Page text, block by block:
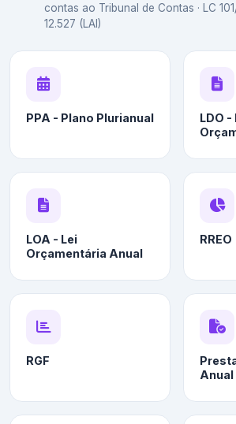
contas ao Tribunal de Contas · LC
12.527 (LAI)
PPA - Plano Plurianual
LDO
LOA - Lei
Orçamentária Anual
RREO
RGF
Anual